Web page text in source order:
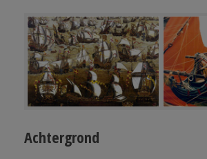
Achtergrond